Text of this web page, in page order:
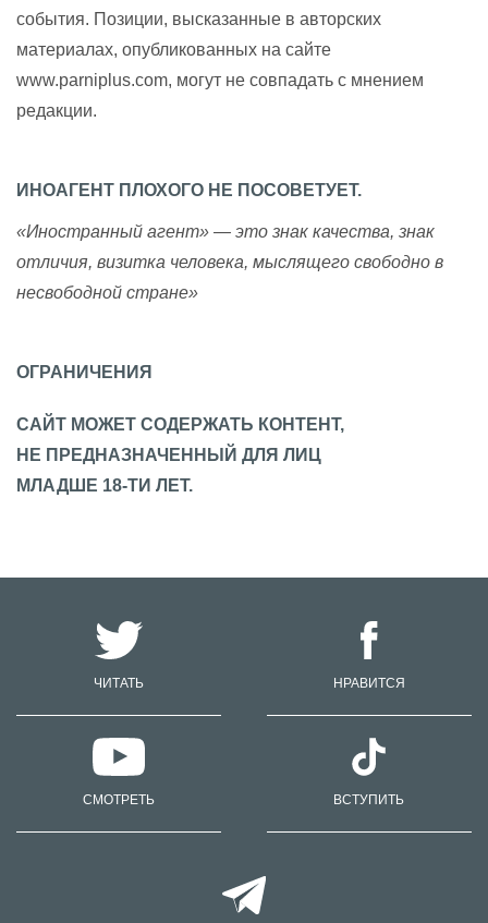
события. Позиции, высказанные в авторских
материалах, опубликованных на сайте
www.parniplus.com, могут не совпадать с мнением
редакции.
ИНОАГЕНТ ПЛОХОГО НЕ ПОСОВЕТУЕТ.
«Иностранный агент» — это знак качества, знак
отличия, визитка человека, мыслящего свободно в
несвободной стране»
ОГРАНИЧЕНИЯ
САЙТ МОЖЕТ СОДЕРЖАТЬ КОНТЕНТ,
НЕ ПРЕДНАЗНАЧЕННЫЙ ДЛЯ ЛИЦ
МЛАДШЕ 18-ТИ ЛЕТ.
ЧИТАТЬ НРАВИТСЯ
СМОТРЕТЬ ВСТУПИТЬ